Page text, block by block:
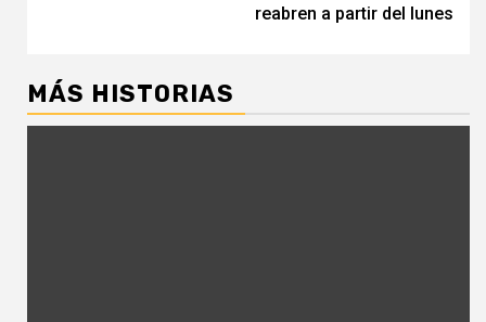
reabren a partir del lunes
MÁS HISTORIAS